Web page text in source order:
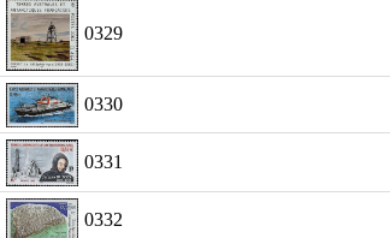
0329
0330
0331
0332